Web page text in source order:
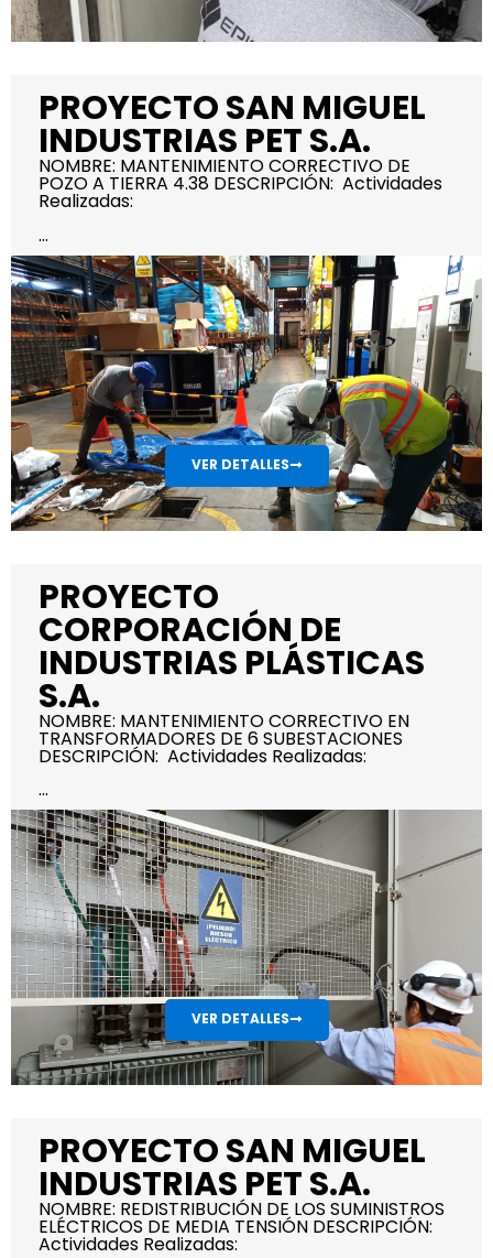
PROYECTO SAN MIGUEL
INDUSTRIAS PET S.A.
NOMBRE: MANTENIMIENTO CORRECTIVO DE
POZO A TIERRA 4.38 DESCRIPCIÓN: Actividades
Realizadas:
...
VER DETALLES
PROYECTO
CORPORACIÓN DE
INDUSTRIAS PLÁSTICAS
S.A.
NOMBRE: MANTENIMIENTO CORRECTIVO EN
TRANSFORMADORES DE 6 SUBESTACIONES
DESCRIPCIÓN: Actividades Realizadas:
...
VER DETALLES
PROYECTO SAN MIGUEL
INDUSTRIAS PET S.A.
NOMBRE: REDISTRIBUCIÓN DE LOS SUMINISTROS
ELÉCTRICOS DE MEDIA TENSIÓN DESCRIPCIÓN:
Actividades Realizadas: